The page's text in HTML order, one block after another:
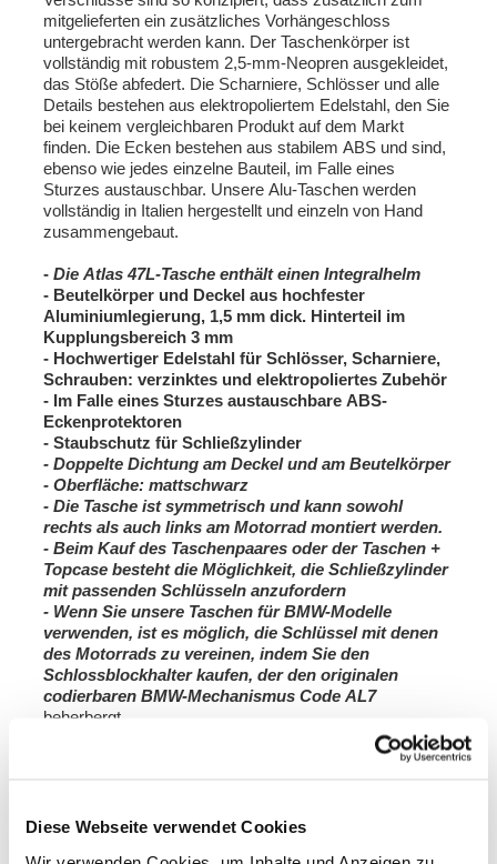
Diese Webseite verwendet Cookies
mitgelieferten ein zusätzliches Vorhängeschloss
untergebracht werden kann. Der Taschenkörper ist
vollständig mit robustem 2,5-mm-Neopren ausgekleidet,
das Stöße abfedert. Die Scharniere, Schlösser und alle
Details bestehen aus elektropoliertem Edelstahl, den Sie
bei keinem vergleichbaren Produkt auf dem Markt
finden. Die Ecken bestehen aus stabilem ABS und sind,
ebenso wie jedes einzelne Bauteil, im Falle eines
Sturzes austauschbar. Unsere Alu-Taschen werden
vollständig in Italien hergestellt und einzeln von Hand
zusammengebaut.
- Die Atlas 47L-Tasche enthält einen Integralhelm
- Beutelkörper und Deckel aus hochfester
Aluminiumlegierung, 1,5 mm dick. Hinterteil im
Kupplungsbereich 3 mm
- Hochwertiger Edelstahl für Schlösser, Scharniere,
Schrauben: verzinktes und elektropoliertes Zubehör
- Im Falle eines Sturzes austauschbare ABS-
Eckenprotektoren
- Staubschutz für Schließzylinder
- Doppelte Dichtung am Deckel und am Beutelkörper
- Oberfläche: mattschwarz
- Die Tasche ist symmetrisch und kann sowohl
rechts als auch links am Motorrad montiert werden.
- Beim Kauf des Taschenpaares oder der Taschen +
Topcase besteht die Möglichkeit, die Schließzylinder
mit passenden Schlüsseln anzufordern
- Wenn Sie unsere Taschen für BMW-Modelle
verwenden, ist es möglich, die Schlüssel mit denen
des Motorrads zu vereinen, indem Sie den
Schlossblockhalter kaufen, der den originalen
codierbaren BMW-Mechanismus Code AL7
beherbergt
Hinweis: Taschen dieser Art entsprechen nicht der
Schutzart IP67. Es wird immer empfohlen, im